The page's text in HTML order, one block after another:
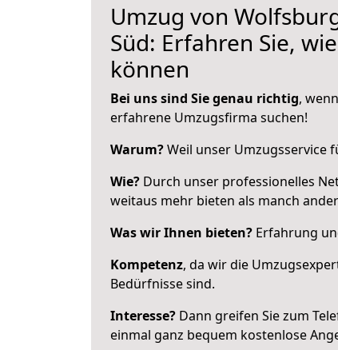
Umzug von
Süd: Erfahren Sie,
können
Bei uns sind Sie genau richtig,
erfahrene Umzugsfirma suchen!
Warum?Weil unser Umzugsservice
Wie? Durch unser professionelles
weitaus mehr bieten als manch
Was wir Ihnen bieten? Erfahrung
Kompetenz, da wir die
Bedürfnisse sind.
Interesse? Dann greifen Sie zum
einmal ganz bequem kostenlose